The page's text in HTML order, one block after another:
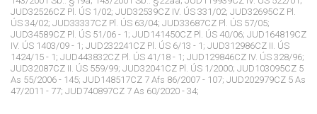
JUD32526CZ Pl. ÚS 1/02; JUD32539CZ IV. ÚS 331/02; JUD32695CZ Pl.
ÚS 34/02; JUD33337CZ Pl. ÚS 63/04; JUD33687CZ Pl. ÚS 57/05;
JUD34589CZ Pl. ÚS 51/06 - 1; JUD141450CZ Pl. ÚS 40/06; JUD164819CZ
IV. ÚS 1403/09 - 1; JUD232241CZ Pl. ÚS 6/13 - 1; JUD312986CZ II. ÚS
1424/15 - 1; JUD443832CZ Pl. ÚS 41/18 - 1; JUD129846CZ IV. ÚS 328/96;
JUD32087CZ II. ÚS 559/99; JUD32041CZ Pl. ÚS 1/2000; JUD103095CZ 5
As 55/2006 - 145; JUD148517CZ 7 Afs 86/2007 - 107; JUD202979CZ 5 As
47/2011 - 77; JUD740897CZ 7 As 60/2020 - 34;